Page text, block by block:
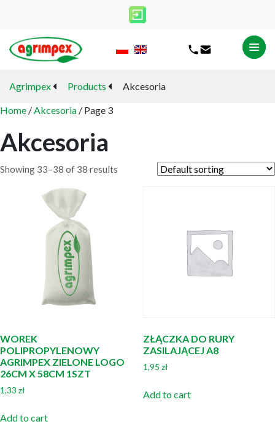
Agrimpex Products Akcesoria
Home /Akcesoria / Page 3
Akcesoria
Showing 33–38 of 38 results
WOREK
POLIPROPYLENOWY
AGRIMPEX ZIELONE LOGO
26CM X 58CM 1SZT
1,33 zł
Add to cart
ZŁĄCZKA DO RURY
ZASILAJĄCEJ A8
1,95 zł
Add to cart